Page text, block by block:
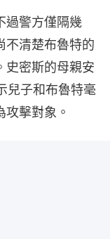
過警方僅隔幾
不清楚布魯特的
史密斯的母親安
兒子和布魯特毫
擊對象。